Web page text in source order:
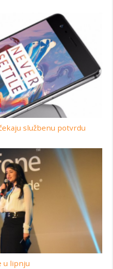
službenu potvrdu
u lipnju